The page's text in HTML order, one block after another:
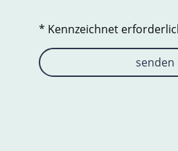
* Kennzeichnet
senden